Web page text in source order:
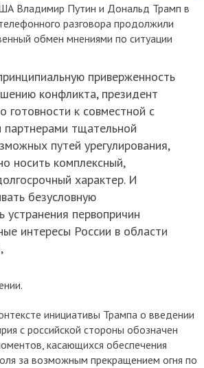
Владимир Путин и Дональд Трамп в
разговора продолжили
обмен мнениями по ситуации
приверженность
конфликта, президент
готовности к совместной с
партнерами тщательной
путей урегулирования,
носить комплексный,
характер. И
безусловную
устранения первопричин
интересы России в области
инициативы Трампа о введении
с российской стороны обозначен
касающихся обеспечения
за возможным прекращением огня по